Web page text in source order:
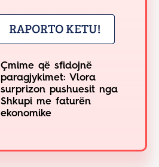
Çmime që sfidojnë
paragjykimet: Vlora
surprizon pushuesit nga
Shkupi me faturën
ekonomike